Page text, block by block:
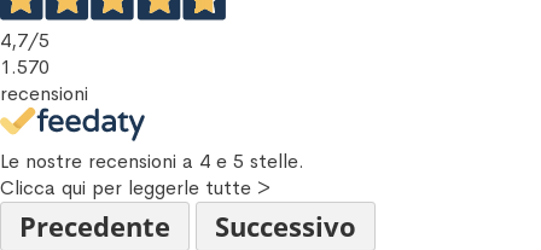
4,7/5
1.570
recensioni
Le nostre recensioni a 4 e 5 stelle.
Clicca qui per leggerle tutte >
Precedente Successivo